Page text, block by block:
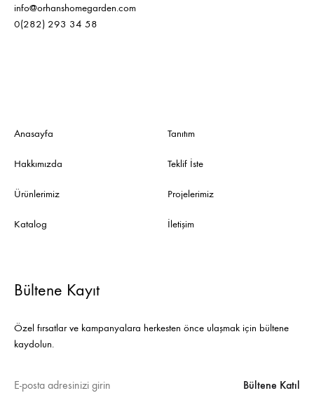
info@orhanshomegarden.com
0(282) 293 34 58
Anasayfa
Hakkımızda
Ürünlerimiz
Katalog
Tanıtım
Teklif İste
Projelerimiz
İletişim
Bültene Kayıt
Özel fırsatlar ve kampanyalara herkesten önce ulaşmak için bültene
kaydolun.